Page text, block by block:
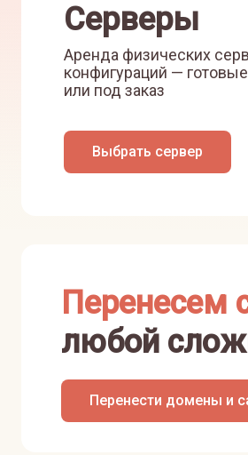
Серверы
Аренда физических
конфигураций —
или под заказ
Выбрать сервер
Перенесем
любой
Перенести домены и